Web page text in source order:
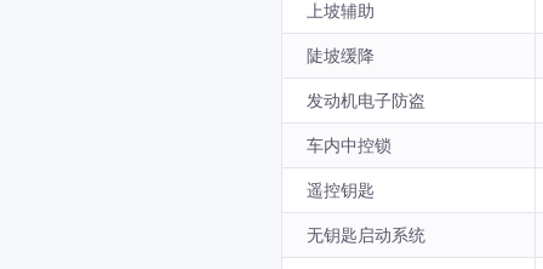
上坡辅助
陡坡缓降
发动机电子防盗
车内中控锁
遥控钥匙
无钥匙启动系统